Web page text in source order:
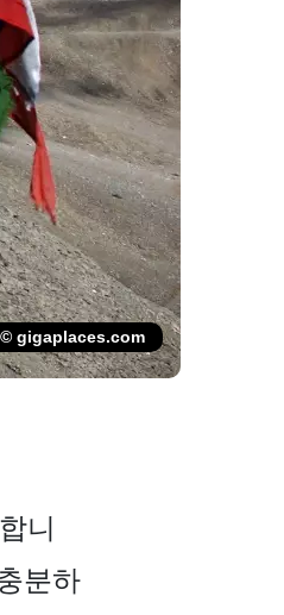
© gigaplaces.com
니
분하